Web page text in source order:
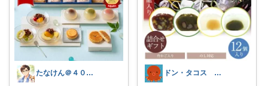
たなけん＠４０代会社員 ドン・タコス 防災⚠️生活雑貨アウトドア